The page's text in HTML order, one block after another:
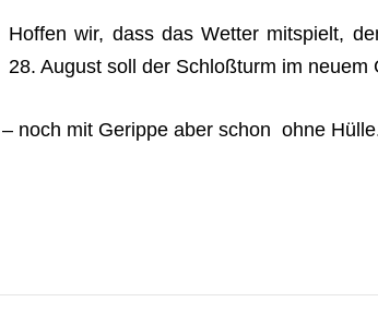
Hof­fen wir, dass das Wet­ter mit­spielt,
28. August soll der Schloß­turm im neuem
noch mit Gerippe aber schon ohne